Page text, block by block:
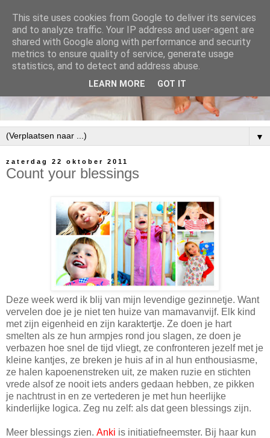
▼
zaterdag 22 oktober 2011
Count your blessings
Deze week werd ik blij van mijn levendige gezinnetje. Want
vervelen doe je je niet ten huize van mamavanvijf. Elk kind
met zijn eigenheid en zijn karaktertje. Ze doen je hart
smelten als ze hun armpjes rond jou slagen, ze doen je
verbazen hoe snel de tijd vliegt, ze confronteren jezelf met je
kleine kantjes, ze breken je huis af in al hun enthousiasme,
ze halen kapoenenstreken uit, ze maken ruzie en stichten
vrede alsof ze nooit iets anders gedaan hebben, ze pikken
je nachtrust in en ze vertederen je met hun heerlijke
kinderlijke logica. Zeg nu zelf: als dat geen blessings zijn.
Meer blessings zien. Anki is initiatiefneemster. Bij haar kun
This site uses cookies from Google to deliver its services
and to analyze traffic. Your IP address and user-agent are
shared with Google along with performance and security
metrics to ensure quality of service, generate usage
statistics, and to detect and address abuse.
LEARN MORE GOT IT